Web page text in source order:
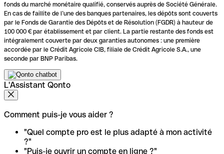
fonds du marché monétaire qualifié, conservés auprès de Société Générale.
En cas de faillite de l’une des banques partenaires, les dépôts sont couverts
par le Fonds de Garantie des Dépôts et de Résolution (FGDR) à hauteur de
100 000 € par établissement et par client. La partie restante des fonds est
intégralement couverte par deux garanties autonomes : une première
accordée par le Crédit Agricole CIB, filiale de Crédit Agricole S.A., une
seconde par BNP Paribas.
L'Assistant Qonto
Comment puis-je vous aider ?
"Quel compte pro est le plus adapté à mon activité
?"
"Puis-je ouvrir un compte en ligne ?"